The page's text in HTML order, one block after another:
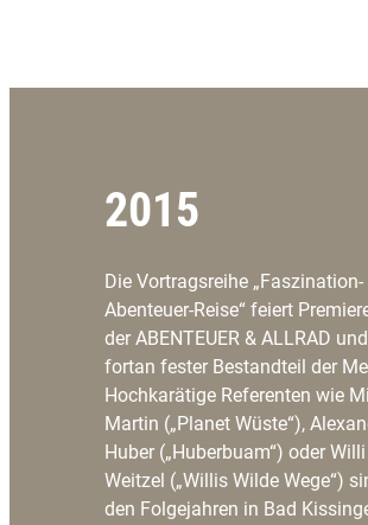
2015
Die Vortragsreihe „Faszination-
Abenteuer-Reise“ feiert
der ABENTEUER & ALLRAD
fortan fester Bestandteil der
Hochkarätige Referenten wie
Martin („Planet Wüste“),
Huber („Huberbuam“) oder Willi
Weitzel („Willis Wilde Wege“)
den Folgejahren in Bad